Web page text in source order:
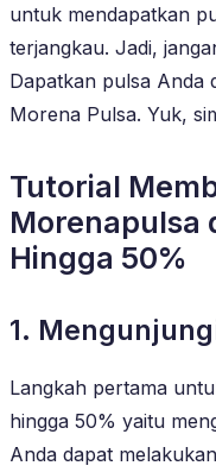
untuk mendapatkan
terjangkau. Jadi,
Dapatkan pulsa Anda
Morena Pulsa. Yuk,
Tutorial
Morenapulsa
Hingga 50%
1.
Langkah pertama
hingga 50% yaitu
Anda dapat